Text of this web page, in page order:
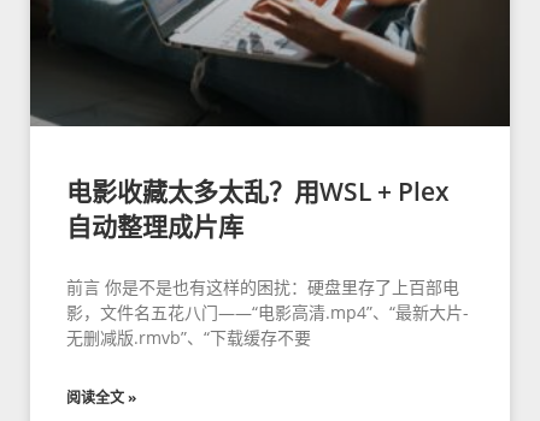
电影收藏太多太乱？用WSL + Plex
自动整理成片库
前言 你是不是也有这样的困扰：硬盘里存了上百部电
影，文件名五花八门——“电影高清.mp4”、“最新大片-
无删减版.rmvb”、“下载缓存不要
阅读全文 »